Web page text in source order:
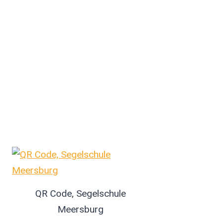
QR Code, Segelschule
Meersburg